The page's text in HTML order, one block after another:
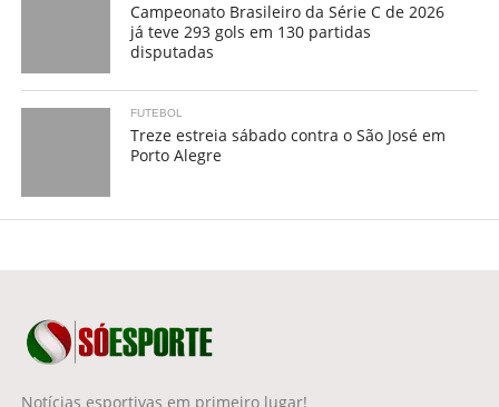
Campeonato Brasileiro da Série C de 2026
já teve 293 gols em 130 partidas
disputadas
FUTEBOL
Treze estreia sábado contra o São José em
Porto Alegre
Notícias esportivas em primeiro lugar!